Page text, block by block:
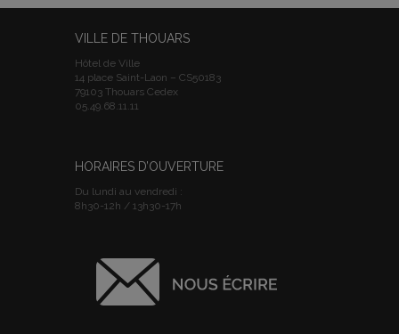
VILLE DE THOUARS
Hôtel de Ville
14 place Saint-Laon – CS50183
79103 Thouars Cedex
05.49.68.11.11
HORAIRES D’OUVERTURE
Du lundi au vendredi :
8h30-12h / 13h30-17h